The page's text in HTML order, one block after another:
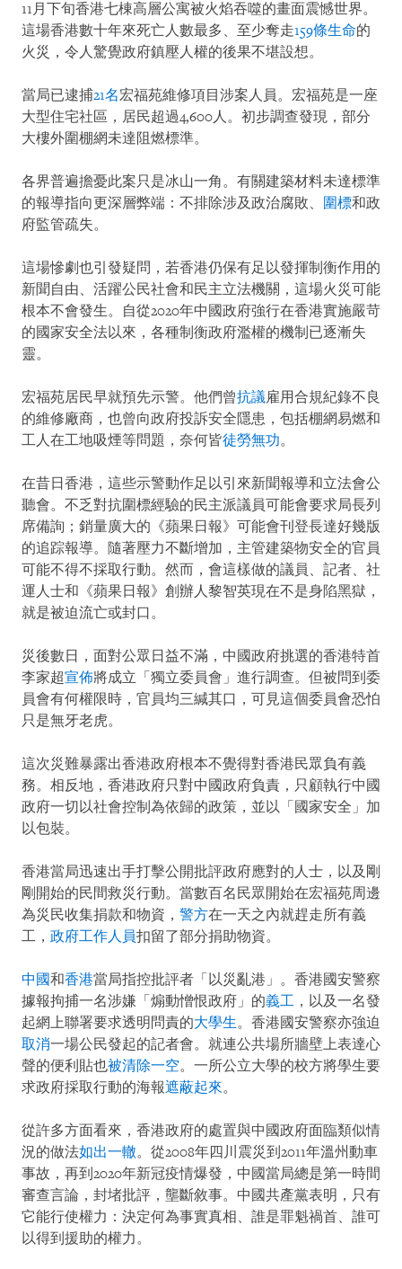
11月下旬香港七棟高層公寓被火焰吞噬的畫面震憾世界。
這場香港數十年來死亡人數最多、至少奪走159條生命的
火災，令人驚覺政府鎮壓人權的後果不堪設想。
當局已逮捕21名宏福苑維修項目涉案人員。宏福苑是一座
大型住宅社區，居民超過4,600人。初步調查發現，部分
大樓外圍棚網未達阻燃標準。
各界普遍擔憂此案只是冰山一角。有關建築材料未達標準
的報導指向更深層弊端：不排除涉及政治腐敗、
圍標和政
府監管疏失。
這場慘劇也引發疑問，若香港仍保有足以發揮制衡作用的
新聞自由、活躍公民社會和民主立法機關，這場火災可能
根本不會發生。自從2020年中國政府強行在香港實施嚴苛
的國家安全法以來，各種制衡政府濫權的機制已逐漸失
靈。
宏福苑居民早就預先示警。他們曾抗議雇用合規紀錄不良
的維修廠商，也曾向政府投訴安全隱患，包括棚網易燃和
工人在工地吸煙等問題，奈何皆徒勞無功。
在昔日香港，這些示警動作足以引來新聞報導和立法會公
聽會。不乏對抗圍標經驗的民主派議員可能會要求局長列
席備詢；銷量廣大的《蘋果日報》可能會刊登長達好幾版
的追踪報導。隨著壓力不斷增加，主管建築物安全的官員
可能不得不採取行動。然而，會這樣做的議員、記者、社
運人士和《蘋果日報》創辦人黎智英現在不是身陷黑獄，
就是被迫流亡或封口。
災後數日，面對公眾日益不滿，中國政府挑選的香港特首
李家超宣佈將成立「獨立委員會」進行調查。但被問到委
員會有何權限時，官員均三緘其口，可見這個委員會恐怕
只是無牙老虎。
這次災難暴露出香港政府根本不覺得對香港民眾負有義
務。相反地，香港政府只對中國政府負責，只顧執行中國
政府一切以社會控制為依歸的政策，並以「國家安全」加
以包裝。
香港當局迅速出手打擊公開批評政府應對的人士，以及剛
剛開始的民間救災行動。當數百名民眾開始在宏福苑周邊
為災民收集捐款和物資， 警方在一天之內就趕走所有義
工， 政府工作人員扣留了部分捐助物資。
中國和香港當局指控批評者「以災亂港」。香港國安警察
據報拘捕一名涉嫌「煽動憎恨政府」的義工 ，以及一名發
起網上聯署要求透明問責的大學生。香港國安警察亦強迫
取消一場公民發起的記者會。就連公共場所牆壁上表達心
聲的便利貼也被清除一空。一所公立大學的校方將學生要
求政府採取行動的海報遮蔽起來。
從許多方面看來，香港政府的處置與中國政府面臨類似情
況的做法如出一轍。從2008年四川震災到2011年溫州動車
事故，再到2020年新冠疫情爆發，中國當局總是第一時間
審查言論，封堵批評，壟斷敘事。中國共產黨表明，只有
它能行使權力：決定何為事實真相、誰是罪魁禍首、誰可
以得到援助的權力。